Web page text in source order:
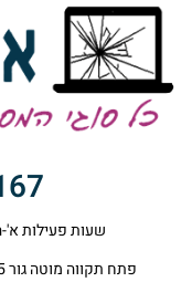
שעות פעילות א'-ה' 10:00-19:00 שישי 10:00-
פתח תקווה מוטה גור 5 קומה ראשונה ימינה מהמעלית עד הסוף